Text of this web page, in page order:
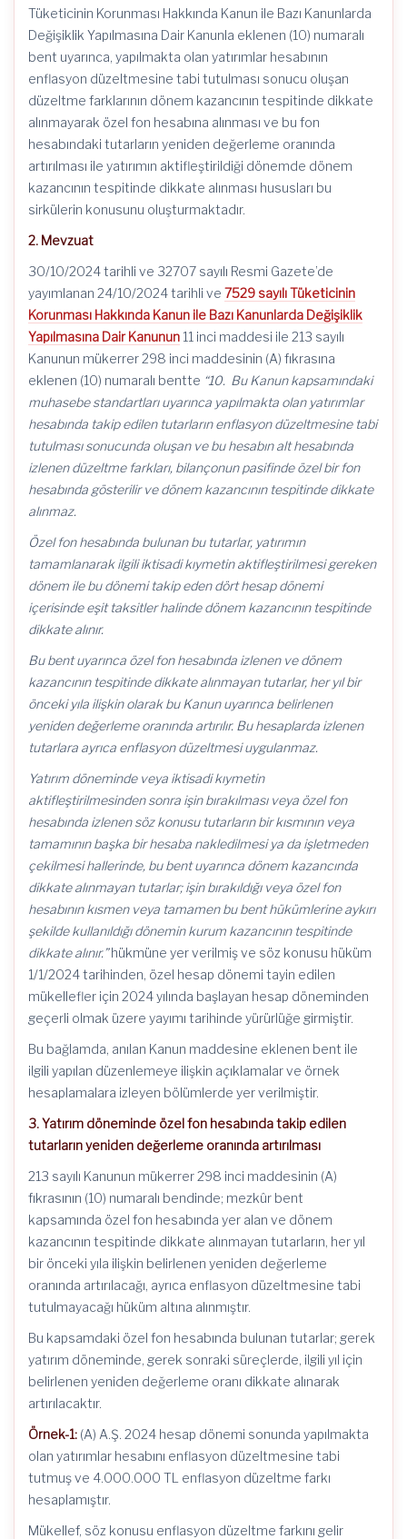
Tüketicinin Korunması Hakkında Kanun ile Bazı Kanunlarda
Değişiklik Yapılmasına Dair Kanunla eklenen (10) numaralı
bent uyarınca, yapılmakta olan yatırımlar hesabının
enflasyon düzeltmesine tabi tutulması sonucu oluşan
düzeltme farklarının dönem kazancının tespitinde dikkate
alınmayarak özel fon hesabına alınması ve bu fon
hesabındaki tutarların yeniden değerleme oranında
artırılması ile yatırımın aktifleştirildiği dönemde dönem
kazancının tespitinde dikkate alınması hususları bu
sirkülerin konusunu oluşturmaktadır.
2. Mevzuat
30/10/2024 tarihli ve 32707 sayılı Resmi Gazete’de
yayımlanan 24/10/2024 tarihli ve 7529 sayılı Tüketicinin
Korunması Hakkında Kanun ile Bazı Kanunlarda Değişiklik
Yapılmasına Dair Kanunun 11 inci maddesi ile 213 sayılı
Kanunun mükerrer 298 inci maddesinin (A) fıkrasına
eklenen (10) numaralı bentte “10. Bu Kanun kapsamındaki
muhasebe standartları uyarınca yapılmakta olan yatırımlar
hesabında takip edilen tutarların enflasyon düzeltmesine tabi
tutulması sonucunda oluşan ve bu hesabın alt hesabında
izlenen düzeltme farkları, bilançonun pasifinde özel bir fon
hesabında gösterilir ve dönem kazancının tespitinde dikkate
alınmaz.
Özel fon hesabında bulunan bu tutarlar, yatırımın
tamamlanarak ilgili iktisadi kıymetin aktifleştirilmesi gereken
dönem ile bu dönemi takip eden dört hesap dönemi
içerisinde eşit taksitler halinde dönem kazancının tespitinde
dikkate alınır.
Bu bent uyarınca özel fon hesabında izlenen ve dönem
kazancının tespitinde dikkate alınmayan tutarlar, her yıl bir
önceki yıla ilişkin olarak bu Kanun uyarınca belirlenen
yeniden değerleme oranında artırılır. Bu hesaplarda izlenen
tutarlara ayrıca enflasyon düzeltmesi uygulanmaz.
Yatırım döneminde veya iktisadi kıymetin
aktifleştirilmesinden sonra işin bırakılması veya özel fon
hesabında izlenen söz konusu tutarların bir kısmının veya
tamamının başka bir hesaba nakledilmesi ya da işletmeden
çekilmesi hallerinde, bu bent uyarınca dönem kazancında
dikkate alınmayan tutarlar; işin bırakıldığı veya özel fon
hesabının kısmen veya tamamen bu bent hükümlerine aykırı
şekilde kullanıldığı dönemin kurum kazancının tespitinde
dikkate alınır.”hükmüne yer verilmiş ve söz konusu hüküm
1/1/2024 tarihinden, özel hesap dönemi tayin edilen
mükellefler için 2024 yılında başlayan hesap döneminden
geçerli olmak üzere yayımı tarihinde yürürlüğe girmiştir.
Bu bağlamda, anılan Kanun maddesine eklenen bent ile
ilgili yapılan düzenlemeye ilişkin açıklamalar ve örnek
hesaplamalara izleyen bölümlerde yer verilmiştir.
3. Yatırım döneminde özel fon hesabında takip edilen
tutarların yeniden değerleme oranında artırılması
213 sayılı Kanunun mükerrer 298 inci maddesinin (A)
fıkrasının (10) numaralı bendinde; mezkûr bent
kapsamında özel fon hesabında yer alan ve dönem
kazancının tespitinde dikkate alınmayan tutarların, her yıl
bir önceki yıla ilişkin belirlenen yeniden değerleme
oranında artırılacağı, ayrıca enflasyon düzeltmesine tabi
tutulmayacağı hüküm altına alınmıştır.
Bu kapsamdaki özel fon hesabında bulunan tutarlar; gerek
yatırım döneminde, gerek sonraki süreçlerde, ilgili yıl için
belirlenen yeniden değerleme oranı dikkate alınarak
artırılacaktır.
Örnek-1: (A) A.Ş. 2024 hesap dönemi sonunda yapılmakta
olan yatırımlar hesabını enflasyon düzeltmesine tabi
tutmuş ve 4.000.000 TL enflasyon düzeltme farkı
hesaplamıştır.
Mükellef, söz konusu enflasyon düzeltme farkını gelir